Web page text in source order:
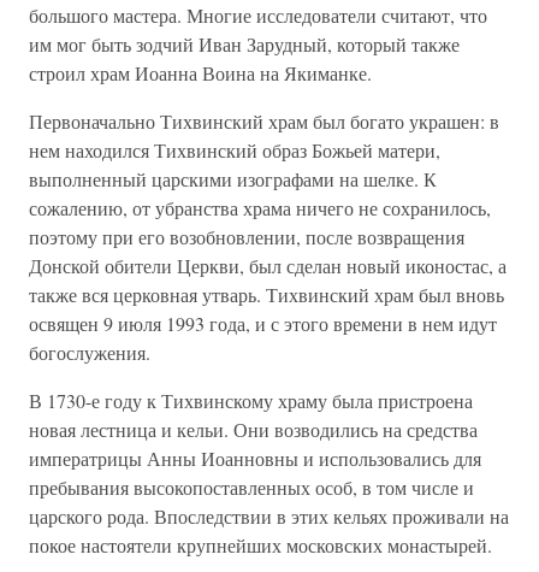
большого мастера. Многие исследователи считают, что
им мог быть зодчий Иван Зарудный, который также
строил храм Иоанна Воина на Якиманке.
Первоначально Тихвинский храм был богато украшен: в
нем находился Тихвинский образ Божьей матери,
выполненный царскими изографами на шелке. К
сожалению, от убранства храма ничего не сохранилось,
поэтому при его возобновлении, после возвращения
Донской обители Церкви, был сделан новый иконостас, а
также вся церковная утварь. Тихвинский храм был вновь
освящен 9 июля 1993 года, и с этого времени в нем идут
богослужения.
В 1730-е году к Тихвинскому храму была пристроена
новая лестница и кельи. Они возводились на средства
императрицы Анны Иоанновны и использовались для
пребывания высокопоставленных особ, в том числе и
царского рода. Впоследствии в этих кельях проживали на
покое настоятели крупнейших московских монастырей.